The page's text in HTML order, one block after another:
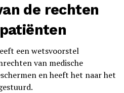
de rechten
een wetsvoorstel
van medische
en heeft het naar het